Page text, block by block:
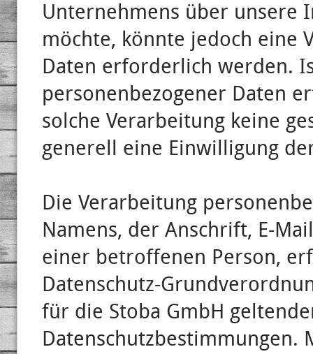
Unternehmens über unsere
möchte, könnte jedoch eine
Daten erforderlich werden.
personenbezogener Daten
solche Verarbeitung keine
generell eine Einwilligung
Die Verarbeitung
Namens, der Anschrift, E-
einer betroffenen Person,
Datenschutz-
für die Stoba GmbH
Datenschutzbestimmungen.